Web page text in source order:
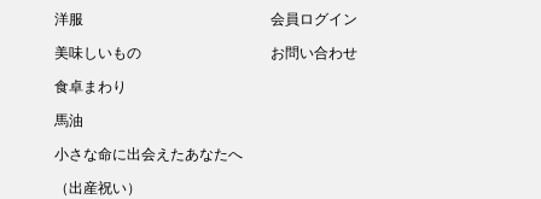
洋服
美味しいもの
食卓まわり
馬油
小さな命に出会えたあなたへ
（出産祝い）
会員ログイン
お問い合わせ